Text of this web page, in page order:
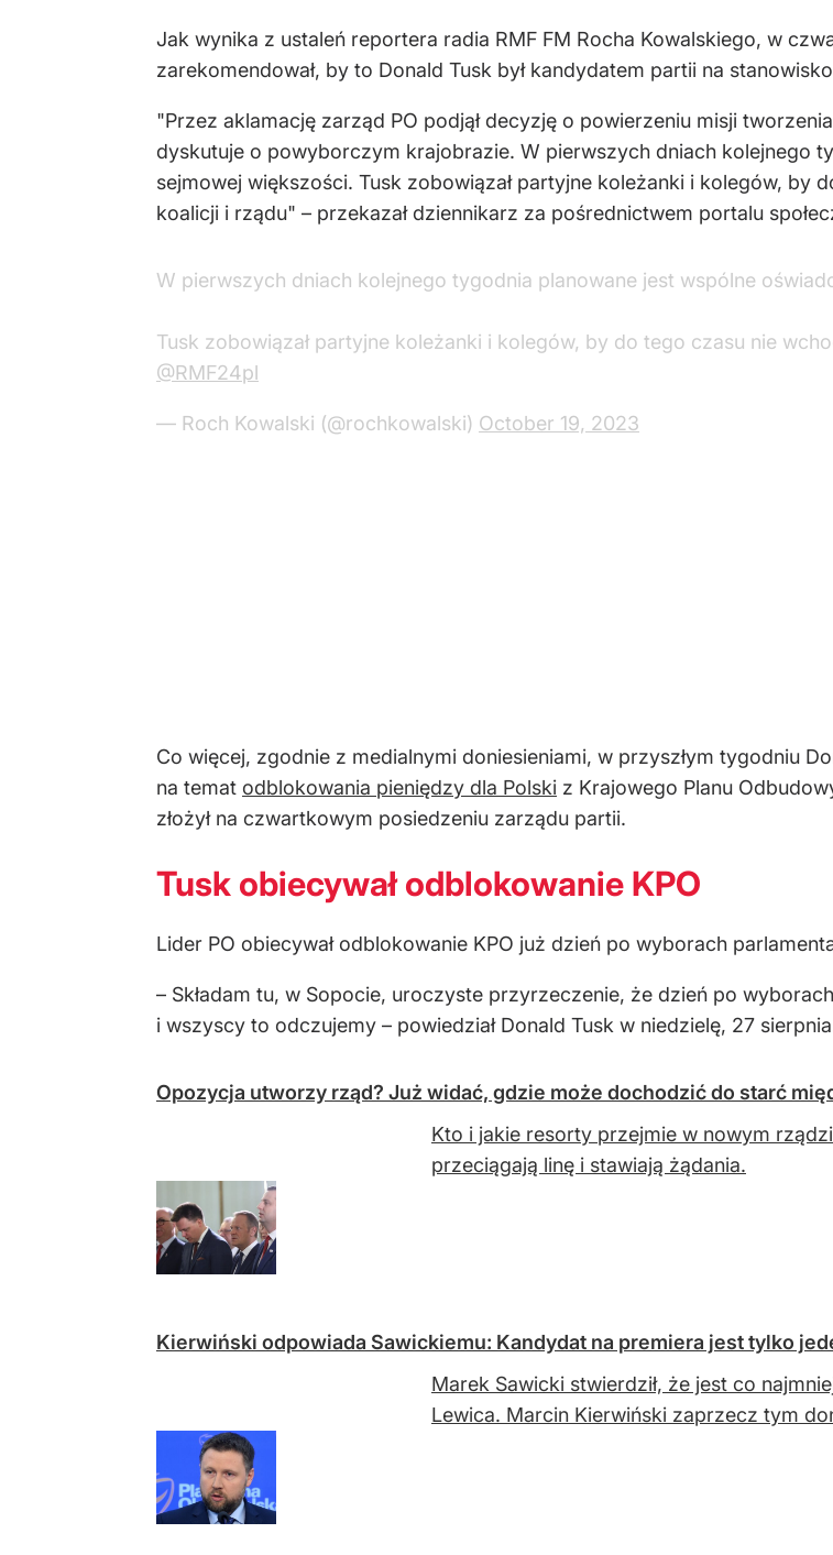
Jak wynika z ustaleń reportera radia RMF FM Rocha Kowalskiego, w
zarekomendował, by to Donald Tusk był kandydatem partii na
"Przez aklamację zarząd PO podjął decyzję o powierzeniu misji
dyskutuje o powyborczym krajobrazie. W pierwszych dniach kolejnego
sejmowej większości. Tusk zobowiązał partyjne koleżanki i kolegów, by
koalicji i rządu" – przekazał dziennikarz za pośrednictwem portalu
W pierwszych dniach kolejnego tygodnia planowane jest wspólne
Tusk zobowiązał partyjne koleżanki i kolegów, by do tego czasu nie
@RMF24pl
— Roch Kowalski (@rochkowalski) October 19, 2023
Co więcej, zgodnie z medialnymi doniesieniami, w przyszłym tygodniu
na temat odblokowania pieniędzy dla Polski z Krajowego Planu
złożył na czwartkowym posiedzeniu zarządu partii.
Tusk obiecywał odblokowanie KPO
Lider PO obiecywał odblokowanie KPO już dzień po wyborach
– Składam tu, w Sopocie, uroczyste przyrzeczenie, że dzień po
i wszyscy to odczujemy – powiedział Donald Tusk w niedzielę, 27
Opozycja utworzy rząd? Już widać, gdzie może dochodzić do starć
Kto i jakie resorty przejmie w nowym
przeciągają linę i stawiają żądania.
Kierwiński odpowiada Sawickiemu: Kandydat na premiera jest tylko
Marek Sawicki stwierdził, że jest co
Lewica. Marcin Kierwiński zaprzecz tym